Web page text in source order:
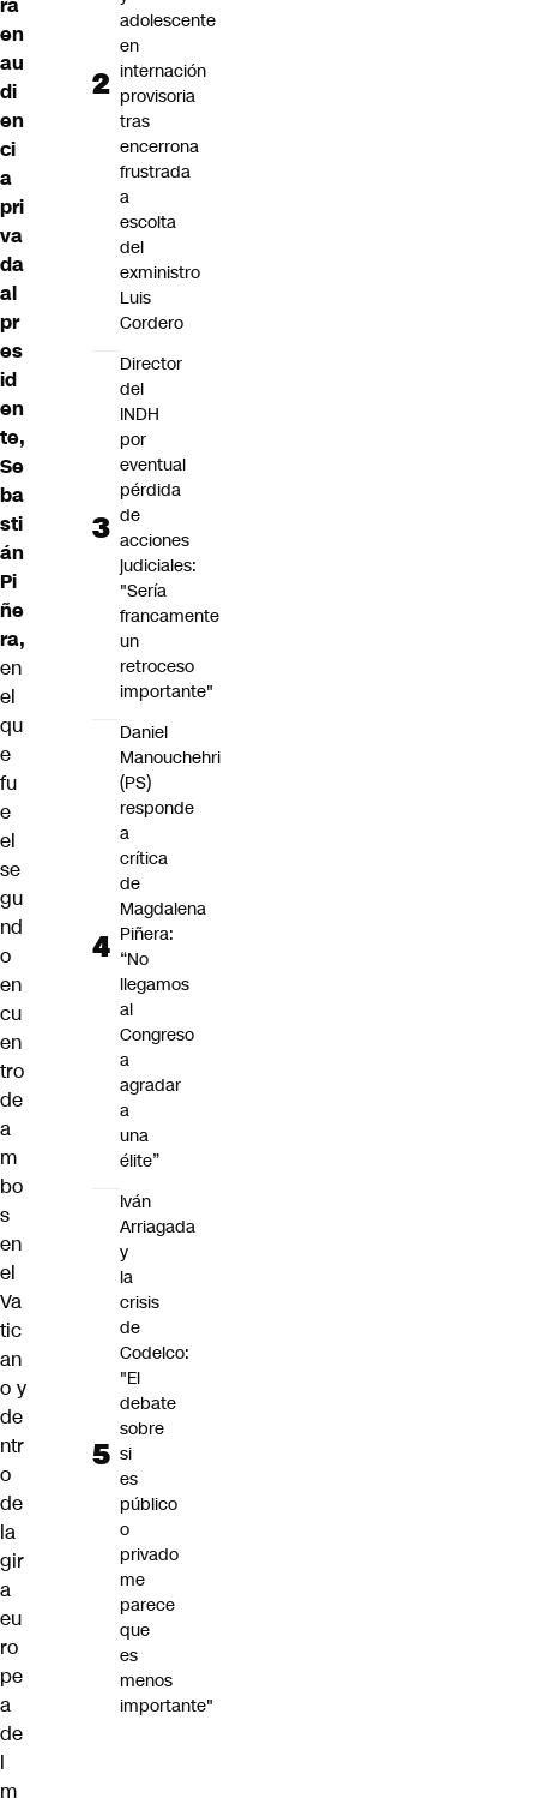
en
au
di
en
ci
a
pri
va
da
al
pr
es
id
en
te,
Se
ba
sti
án
Pi
ñe
ra,
en
el
qu
e
fu
e
el
se
gu
nd
o
en
cu
en
tro
de
a
m
bo
s
en
el
Va
tic
an
o y
de
ntr
o
de
la
gir
a
eu
ro
pe
a
de
l
m
adolescente
en
internación
provisoria
tras
encerrona
frustrada
a
escolta
del
exministro
Luis
Cordero
Director
del
INDH
por
eventual
pérdida
de
acciones
judiciales:
"Sería
francamente
un
retroceso
importante"
Daniel
Manouchehri
(PS)
responde
a
crítica
de
Magdalena
Piñera:
“No
llegamos
al
Congreso
a
agradar
a
una
élite”
Iván
Arriagada
y
la
crisis
de
Codelco:
"El
debate
sobre
si
es
público
o
privado
me
parece
que
es
menos
importante"